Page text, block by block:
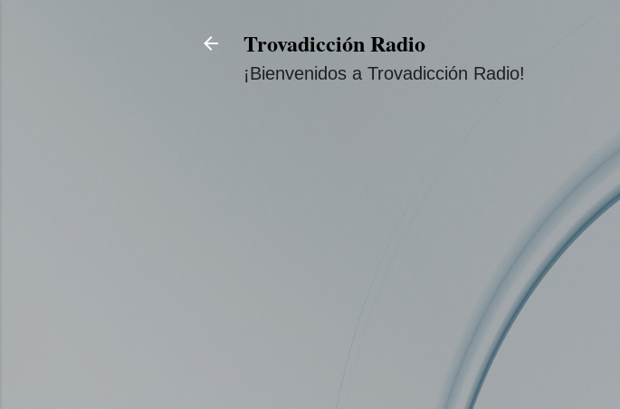
Trovadicción Radio
¡Bienvenidos a Trovadicción Radio!